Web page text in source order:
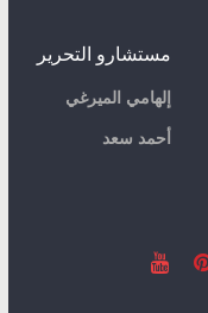
مستشارو التحرير
إلهامي الميرغي
أحمد سعد